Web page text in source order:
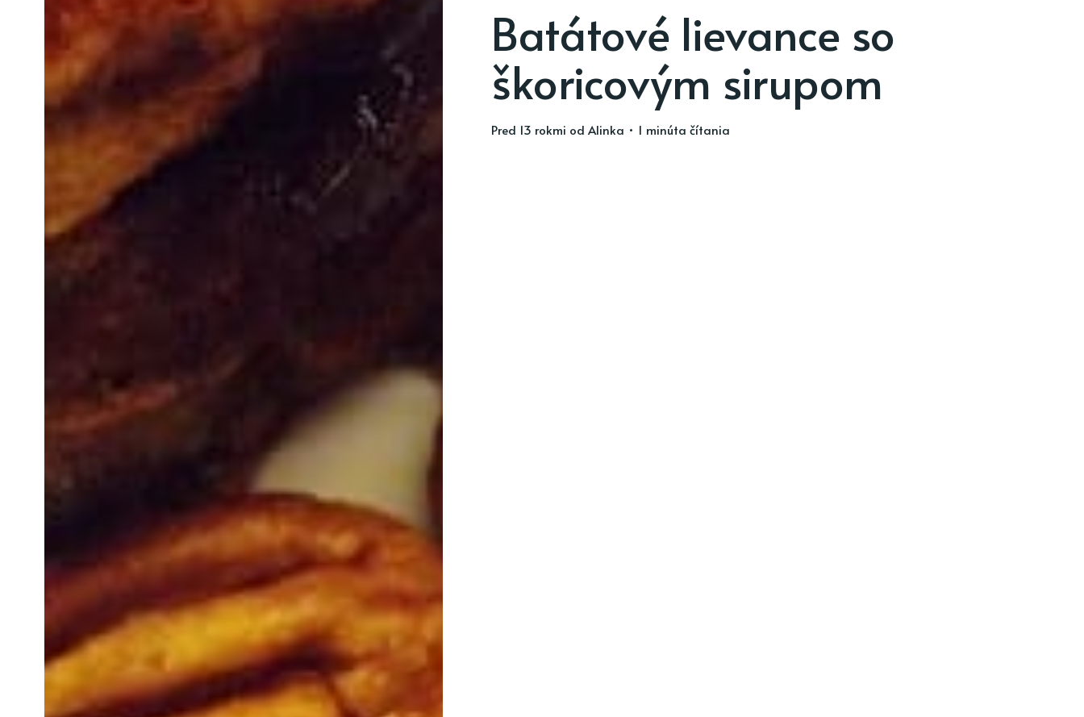
Batátové lievance so
škoricovým sirupom
pred 13 rokmi od Alinka • 1 minúta čítania